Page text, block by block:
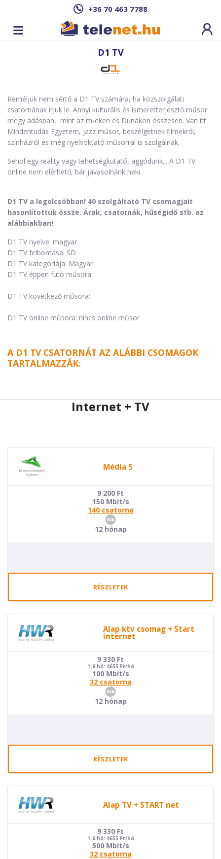
+36 70 463 7788
D1 TV
Reméljük nem sértő a D1 TV számára, ha közszolgálati
csatornának írjuk le. Annyi kulturális és ismeretterjesztő műsor
megy adásban, mint az m-eken és Dunákon összesen. Van itt
Mindentudás Egyetem, jazz műsor, beszélgetnek filmekről,
színházról és még nyelvoktató műsorral is szolgálnak.
Sehol egy reality vagy tehetségkutató, aggódunk... A D1 TV
online nem elérhető, bár javasolnánk neki.
D1 TV a legolcsóbban! 40 szolgáltató TV csomagjait
hasonlítottuk össze. Árak, csatornák, hűségidő stb. az
alábbiakban!
D1 TV nyelve: magyar
D1 TV felbontása: SD
D1 TV kategóriája: Magyar
D1 TV éppen futó műsora:
D1 TV következő műsora:
D1 TV online műsora: nincs online műsor
A D1 TV CSATORNÁT AZ ALÁBBI CSOMAGOK
TARTALMAZZÁK:
Internet + TV
Média S
9 200 Ft
150 Mbit/s
140 csatorna
12 hónap
RÉSZLETEK
Alap ktv csomag + Start
internet
9 330 Ft
1-6.hó: 4655 Ft/hó
100 Mbit/s
32 csatorna
12 hónap
RÉSZLETEK
Alap TV + START net
9 330 Ft
1-6.hó: 4655 Ft/hó
500 Mbit/s
32 csatorna